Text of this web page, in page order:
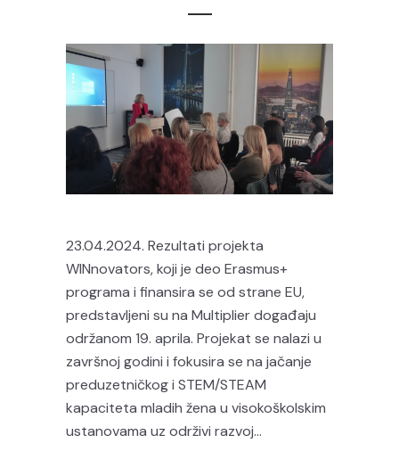
23.04.2024. Rezultati projekta
WINnovators, koji je deo Erasmus+
programa i finansira se od strane EU,
predstavljeni su na Multiplier događaju
održanom 19. aprila. Projekat se nalazi u
završnoj godini i fokusira se na jačanje
preduzetničkog i STEM/STEAM
kapaciteta mladih žena u visokoškolskim
ustanovama uz održivi razvoj...